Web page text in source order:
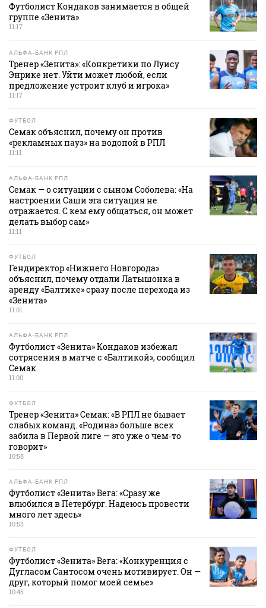
Футболист Кондаков занимается в общей
группе «Зенита»
11:17
АЛЬФА-БАНК РПЛ
Тренер «Зенита»: «Конкретики по Луису
Энрике нет. Уйти может любой, если
предложение устроит клуб и игрока»
11:17
ФУТБОЛ
Семак объяснил, почему он против
«рекламных пауз» на водопой в РПЛ
11:11
АЛЬФА-БАНК РПЛ
Семак — о ситуации с сыном Соболева: «На
настроении Саши эта ситуация не
отражается. С кем ему общаться, он может
делать выбор сам»
11:11
ФУТБОЛ
Гендиректор «Нижнего Новгорода»
объяснил, почему отдали Латышонка в
аренду «Балтике» сразу после перехода из
«Зенита»
11:01
АЛЬФА-БАНК РПЛ
Футболист «Зенита» Кондаков избежал
сотрясения в матче с «Балтикой», сообщил
Семак
11:00
ФУТБОЛ
Тренер «Зенита» Семак: «В РПЛ не бывает
слабых команд. «Родина» больше всех
забила в Первой лиге — это уже о чем‑то
говорит»
10:58
АЛЬФА-БАНК РПЛ
Футболист «Зенита» Вега: «Сразу же
влюбился в Петербург. Надеюсь провести
много лет здесь»
10:53
ФУТБОЛ
Футболист «Зенита» Вега: «Конкуренция с
Дугласом Сантосом очень мотивирует. Он —
друг, который помог моей семье»
10:45